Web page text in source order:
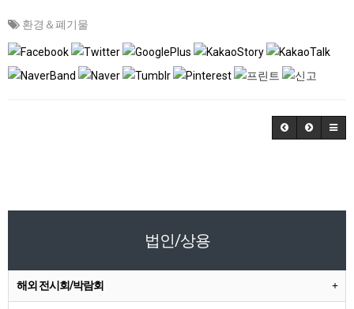
환경＆폐기물
법인/상용
해외 전시회/박람회